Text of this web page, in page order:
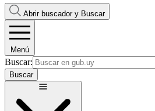
Abrir buscador y Buscar
Menú
Buscar:
Buscar